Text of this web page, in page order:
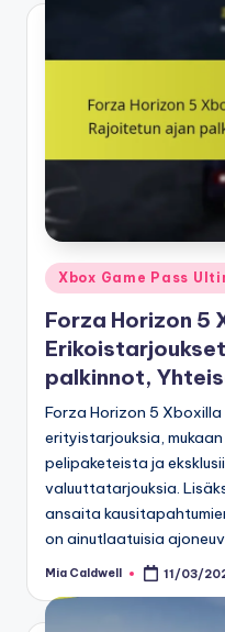
Posted
in
Xbox Game Pass
Forza Horizon 5
palkinnot,
Forza Horizon 5
erityistarjouksia, mukaan
pelipaketeista ja
valuuttatarjouksia.
ansaita
on ainutlaatuisia
Posted
Mia Caldwell 11/03/